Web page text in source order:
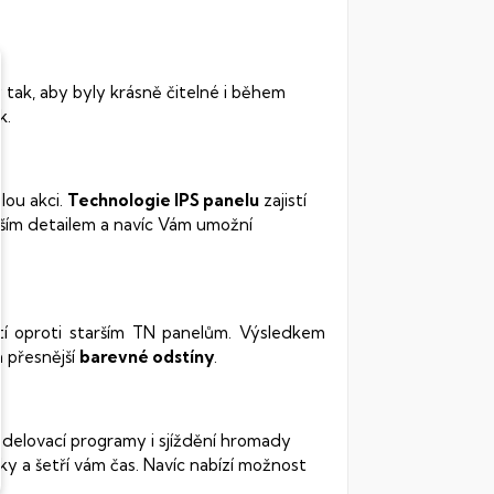
aby byly krásně čitelné i během
akci. Technologie IPS panelu zajistí
detailem a navíc Vám umožní
starším TN panelům. Výsledkem
a přesnější barevné odstíny.
programy i sjíždění hromady
a šetří vám čas. Navíc nabízí možnost